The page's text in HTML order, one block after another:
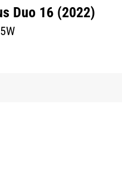
Duo 16 (2022)